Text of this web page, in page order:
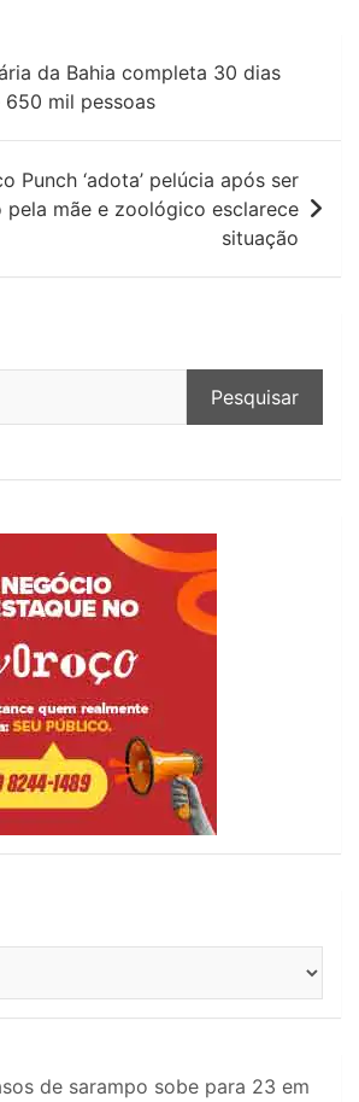
da Bahia completa 30 dias
mil pessoas
Punch ‘adota’ pelúcia após ser
pela mãe e zoológico esclarece
situação
Pesquisar
de sarampo sobe para 23 em